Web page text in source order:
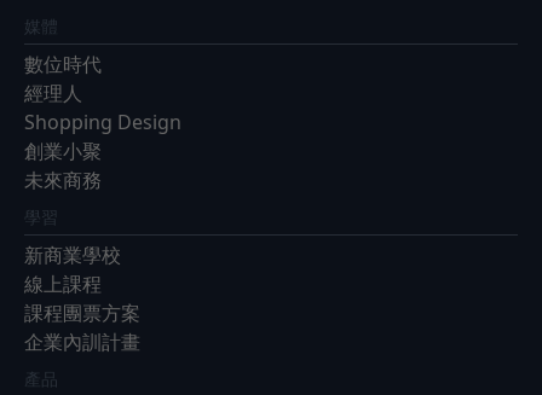
媒體
數位時代
經理人
Shopping Design
創業小聚
未來商務
學習
新商業學校
線上課程
課程團票方案
企業內訓計畫
產品